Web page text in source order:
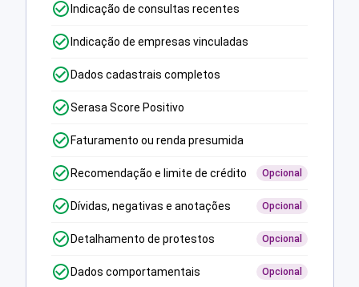
Indicação de consultas recentes
Indicação de empresas vinculadas
Dados cadastrais completos
Serasa Score Positivo
Faturamento ou renda presumida
Recomendação e limite de crédito Opcional
Dívidas, negativas e anotações Opcional
Detalhamento de protestos Opcional
Dados comportamentais Opcional